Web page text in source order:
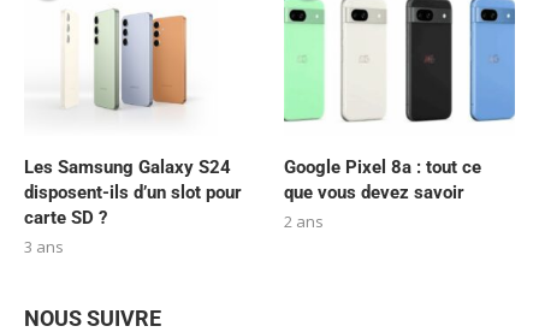
Les Samsung Galaxy S24
disposent-ils d’un slot pour
carte SD ?
3 ans
Google Pixel 8a : tout ce
que vous devez savoir
2 ans
NOUS SUIVRE